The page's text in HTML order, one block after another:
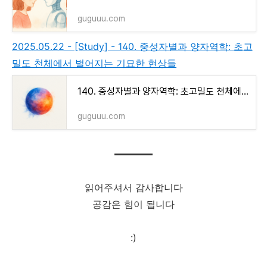
guguuu.com
2025.05.22 - [Study] - 140. 중성자별과 양자역학: 초고
밀도 천체에서 벌어지는 기묘한 현상들
140. 중성자별과 양자역학: 초고밀도 천체에서 벌어지는 기묘한 현상들
guguuu.com
읽어주셔서 감사합니다
공감은 힘이 됩니다
:)